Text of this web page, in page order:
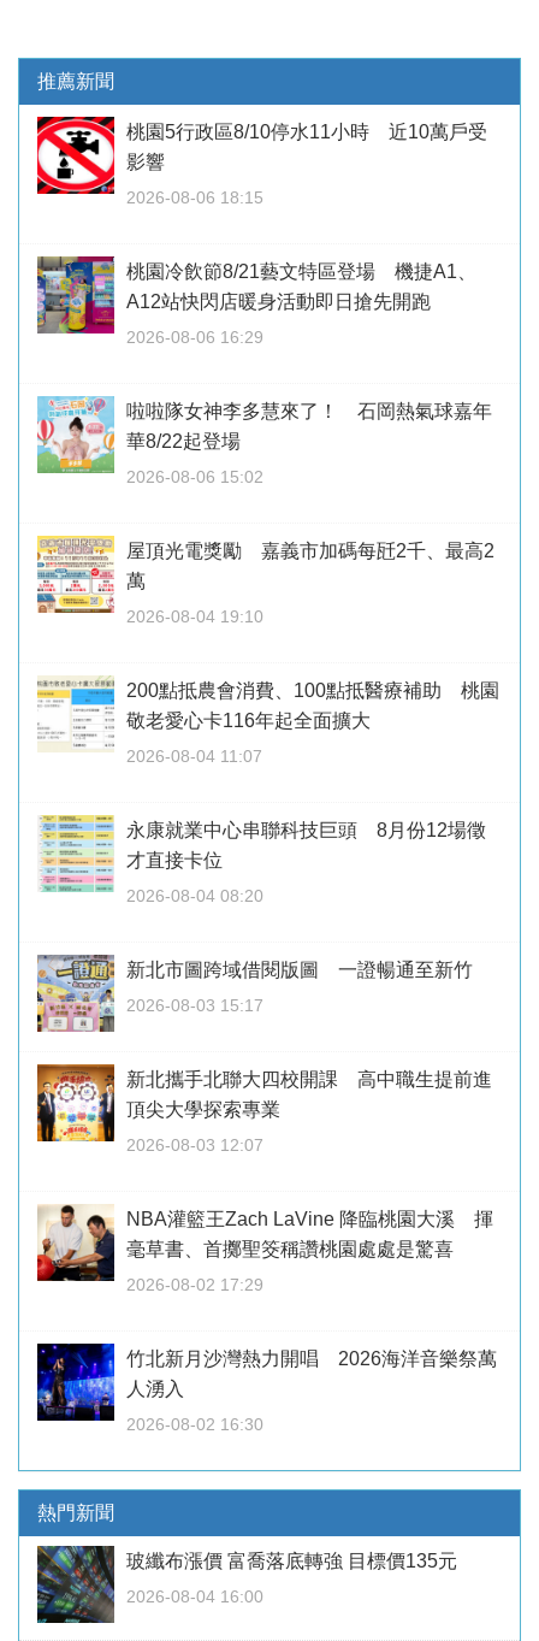
推薦新聞
桃園5行政區8/10停水11小時 近10萬戶受
影響
2026-08-06 18:15
桃園冷飲節8/21藝文特區登場 機捷A1、
A12站快閃店暖身活動即日搶先開跑
2026-08-06 16:29
啦啦隊女神李多慧來了！ 石岡熱氣球嘉年
華8/22起登場
2026-08-06 15:02
屋頂光電獎勵 嘉義市加碼每瓩2千、最高2
萬
2026-08-04 19:10
200點抵農會消費、100點抵醫療補助 桃園
敬老愛心卡116年起全面擴大
2026-08-04 11:07
永康就業中心串聯科技巨頭 8月份12場徵
才直接卡位
2026-08-04 08:20
新北市圖跨域借閱版圖 一證暢通至新竹
2026-08-03 15:17
新北攜手北聯大四校開課 高中職生提前進
頂尖大學探索專業
2026-08-03 12:07
NBA灌籃王Zach LaVine 降臨桃園大溪 揮
毫草書、首擲聖筊稱讚桃園處處是驚喜
2026-08-02 17:29
竹北新月沙灣熱力開唱 2026海洋音樂祭萬
人湧入
2026-08-02 16:30
熱門新聞
玻纖布漲價 富喬落底轉強 目標價135元
2026-08-04 16:00